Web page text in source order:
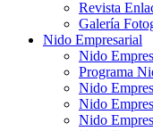
Revista
Galería
Nido Empresarial
Nido
Programa
Nido
Nido
Nido